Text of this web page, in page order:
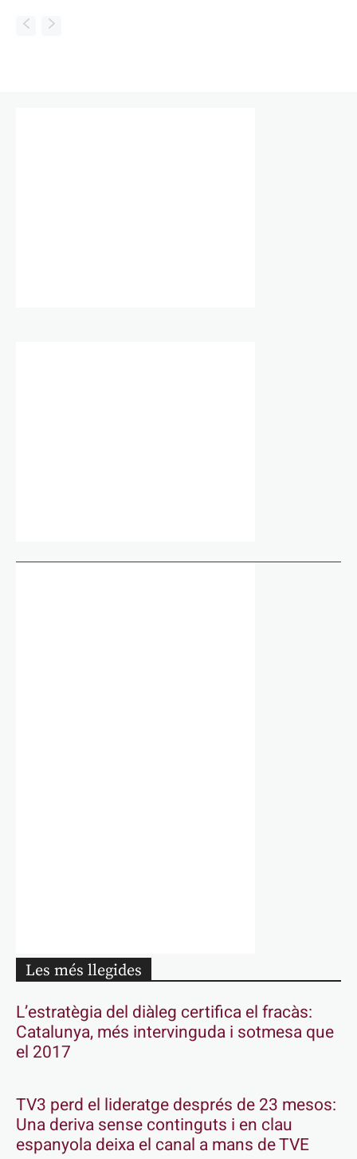
Les més llegides
L’estratègia del diàleg certifica el fracàs:
Catalunya, més intervinguda i sotmesa que
el 2017
TV3 perd el lideratge després de 23 mesos:
Una deriva sense continguts i en clau
espanyola deixa el canal a mans de TVE